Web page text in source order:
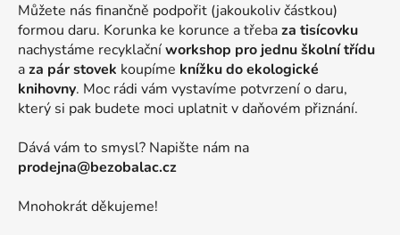
Můžete nás finančně podpořit (jakoukoliv částkou)
formou daru. Korunka ke korunce a třebaza tisícovku
nachystáme recyklačníworkshop pro jednu školní třídu
aza pár stovek koupíme knížku do ekologické
knihovny. Moc rádi vám vystavíme potvrzení o daru,
který si pak budete moci uplatnit v daňovém přiznání.
Dává vám to smysl? Napište nám na
prodejna@bezobalac.cz
Mnohokrát děkujeme!